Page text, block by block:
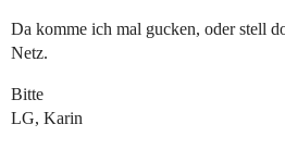
Da komme ich mal gucken, oder stell
Netz.
Bitte
LG, Karin